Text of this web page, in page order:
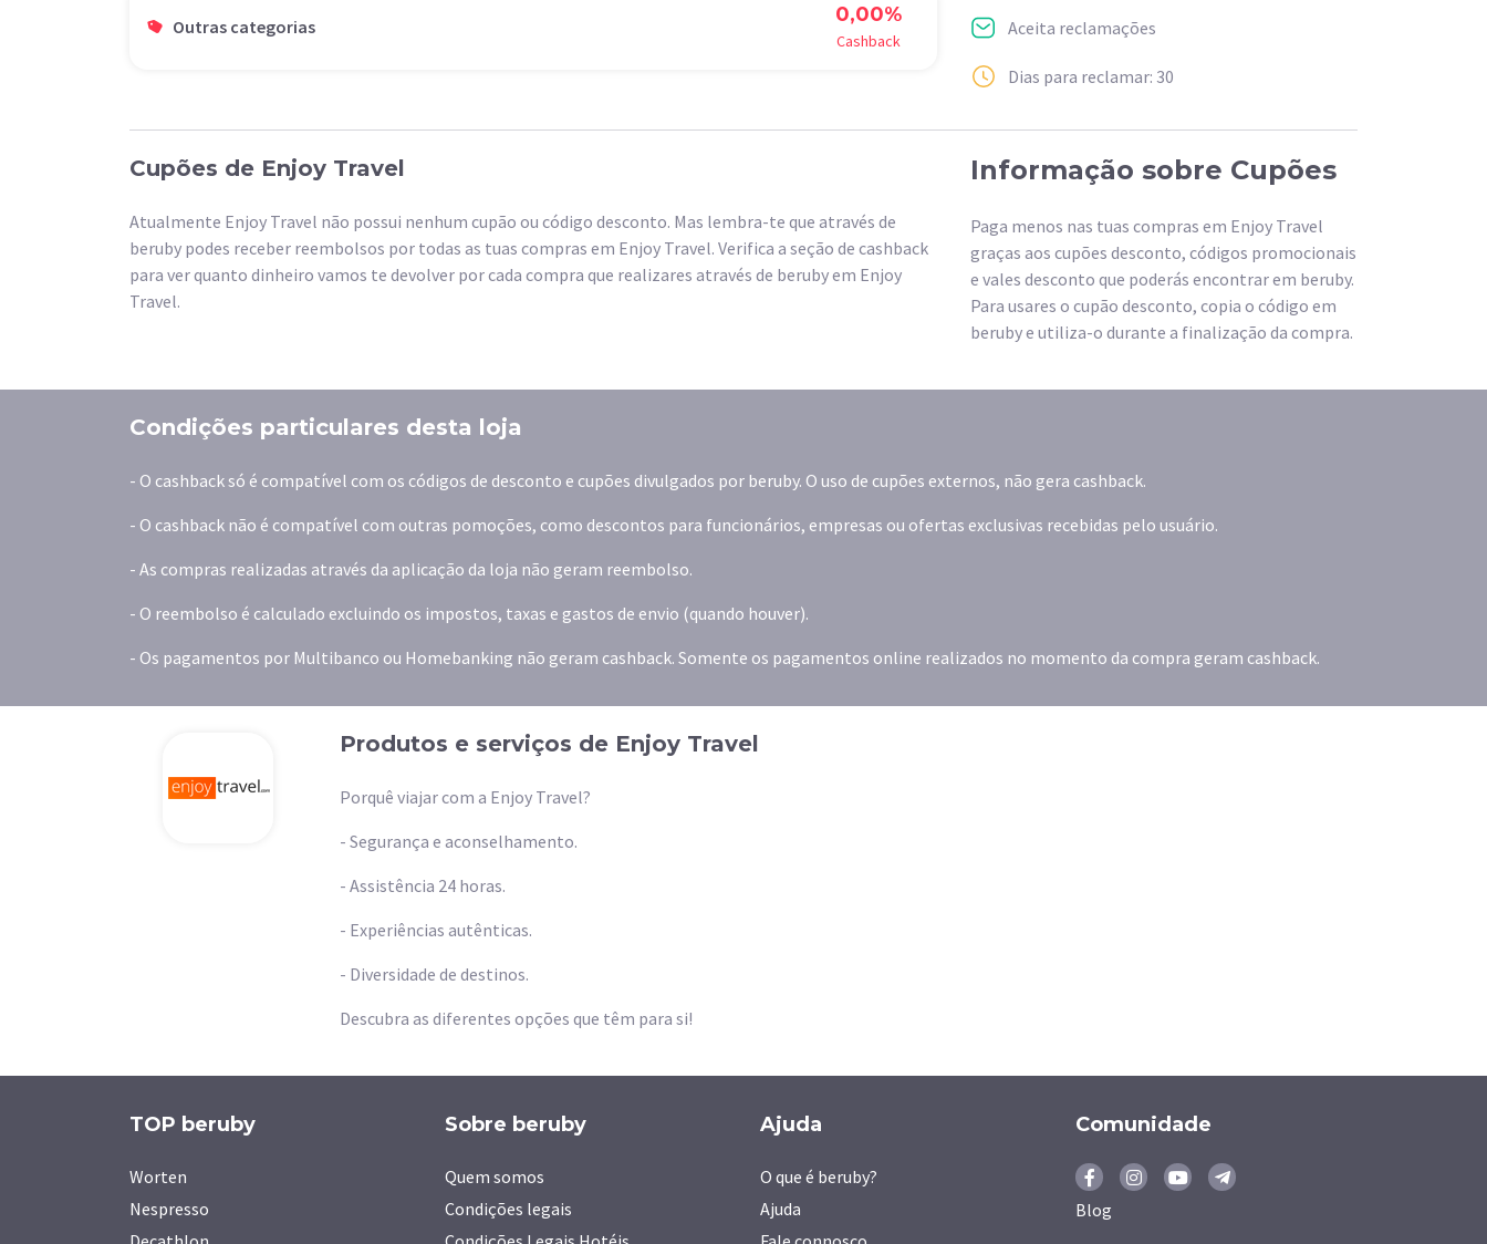
Outras categorias 0,00%
Cashback
Aceita reclamações
Dias para reclamar: 30
Cupões de Enjoy Travel
Atualmente Enjoy Travel não possui nenhum cupão ou código desconto. Mas lembra-te que através de
beruby podes receber reembolsos por todas as tuas compras em Enjoy Travel. Verifica a seção de cashback
para ver quanto dinheiro vamos te devolver por cada compra que realizares através de beruby em Enjoy
Travel.
Informação sobre Cupões
Paga menos nas tuas compras em Enjoy Travel
graças aos cupões desconto, códigos promocionais
e vales desconto que poderás encontrar em beruby.
Para usares o cupão desconto, copia o código em
beruby e utiliza-o durante a finalização da compra.
Condições particulares desta loja
- O cashback só é compatível com os códigos de desconto e cupões divulgados por beruby. O uso de cupões externos, não gera cashback.
- O cashback não é compatível com outras pomoções, como descontos para funcionários, empresas ou ofertas exclusivas recebidas pelo usuário.
- As compras realizadas através da aplicação da loja não geram reembolso.
- O reembolso é calculado excluindo os impostos, taxas e gastos de envio (quando houver).
- Os pagamentos por Multibanco ou Homebanking não geram cashback. Somente os pagamentos online realizados no momento da compra geram cashback.
Produtos e serviços de Enjoy Travel
Porquê viajar com a Enjoy Travel?
- Segurança e aconselhamento.
- Assistência 24 horas.
- Experiências autênticas.
- Diversidade de destinos.
Descubra as diferentes opções que têm para si!
TOP beruby
Worten
Nespresso
Sobre beruby
Quem somos
Condições legais
Ajuda
O que é beruby?
Ajuda
Comunidade
Blog